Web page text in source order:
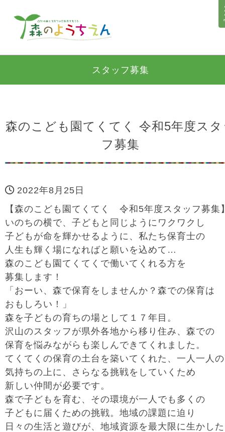
スタッフ募集
森のこども園てくてく 令和5年度ス
フ募集
2022年8月25日
【森のこども園てくてく 令和5年度スタッフ募集
いのちの横で、子どもと同じようにワクワクし
子どもが命を輝かせるように、私たち保育士の
人生も輝く場になればと願いを込めて…
森のこども園てくてくで働いてくれる方を
募集します！
「おーい、森で保育をしませんか？森での保育は
おもしろい！」
森を子どもの育ちの場として１７年目。
沢山のスタッフが県外各地から移り住み、森での
保育を悩みながらも楽しんできてくれました。
てくてくの保育の土台を築いてくれた、一人一人の
気持ちの上に、さらなる挑戦をしていくため
新しい仲間が必要です。
森で子どもを育む、その環境が一人でも多くの
子どもに届くための挑戦。地域の課題に迫り
日々の生活と遊びが、地域資源を最大限に生かした